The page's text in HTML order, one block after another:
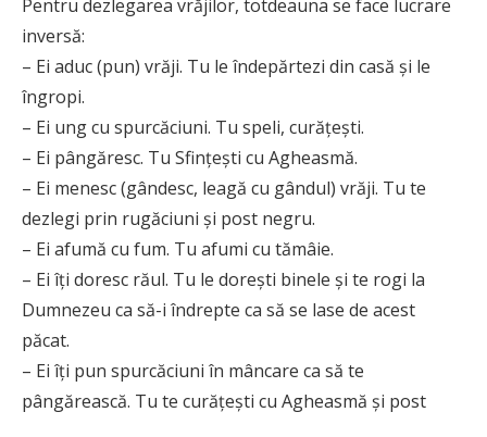
Pentru dezlegarea vrăjilor, totdeauna se face lucrare
inversă:
– Ei aduc (pun) vrăji. Tu le îndepărtezi din casă şi le
îngropi.
– Ei ung cu spurcăciuni. Tu speli, curăţeşti.
– Ei pângăresc. Tu Sfinţeşti cu Agheasmă.
– Ei menesc (gândesc, leagă cu gândul) vrăji. Tu te
dezlegi prin rugăciuni și post negru.
– Ei afumă cu fum. Tu afumi cu tămâie.
– Ei îţi doresc răul. Tu le doreşti binele şi te rogi la
Dumnezeu ca să-i îndrepte ca să se lase de acest
păcat.
– Ei îţi pun spurcăciuni în mâncare ca să te
pângărească. Tu te curăţeşti cu Agheasmă și post